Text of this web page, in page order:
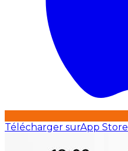
Télécharger surApp Store